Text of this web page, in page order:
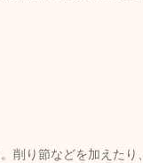
削り節などを加えた